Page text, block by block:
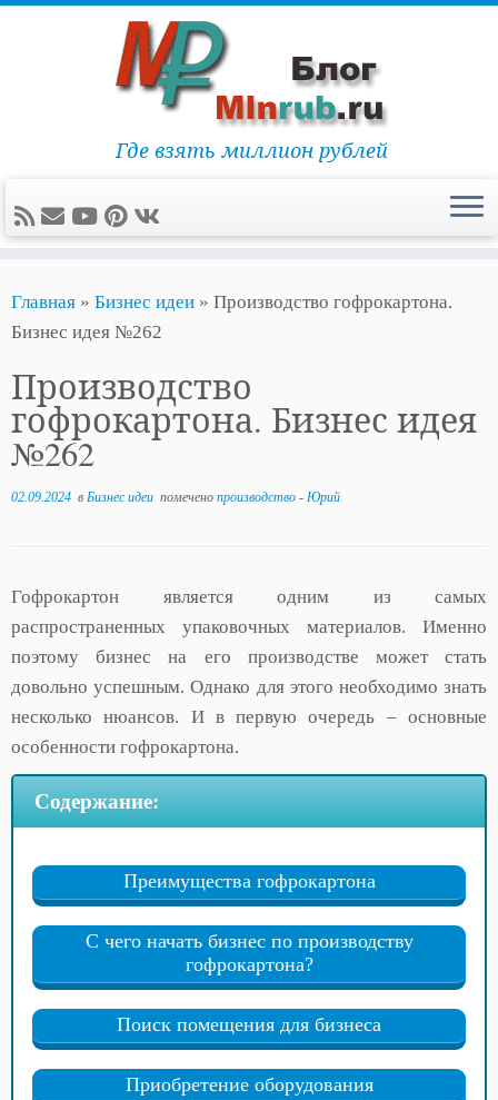
содержимому
Где взять миллион рублей
Главная » Бизнес идеи » Производство гофрокартона.
Бизнес идея №262
Производство
гофрокартона. Бизнес идея
№262
02.09.2024 в Бизнес идеи помечено производство - Юрий
Гофрокартон является одним из самых
распространенных упаковочных материалов. Именно
поэтому бизнес на его производстве может стать
довольно успешным. Однако для этого необходимо знать
несколько нюансов. И в первую очередь – основные
особенности гофрокартона.
Содержание:
Преимущества гофрокартона
С чего начать бизнес по производству
гофрокартона?
Поиск помещения для бизнеса
Приобретение оборудования